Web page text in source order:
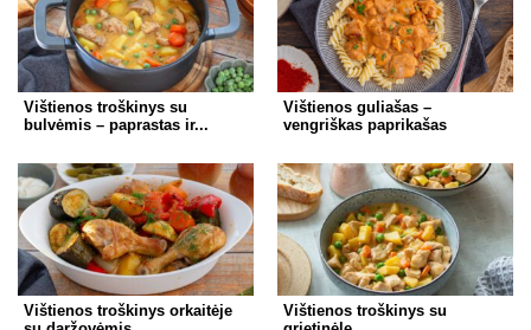
Vištienos troškinys su
bulvėmis – paprastas ir...
Vištienos guliašas –
vengriškas paprikašas
Vištienos troškinys orkaitėje
Vištienos troškinys su